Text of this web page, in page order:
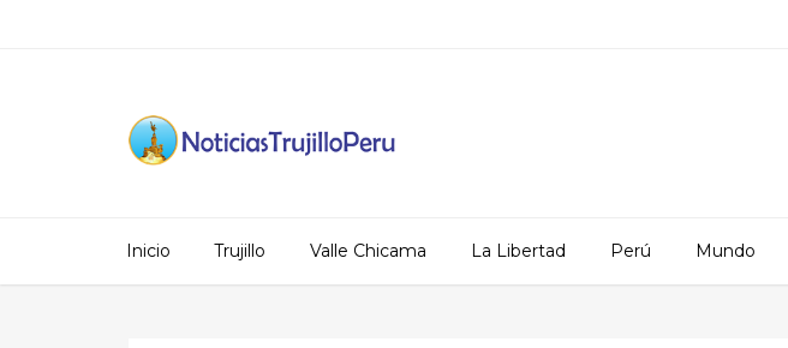
Inicio Trujillo Valle Chicama La Libertad Perú Mundo